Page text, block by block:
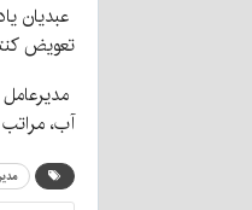
عبدیان
تعویض
آب، مراتب را با سامانه ۱۲۲ حوادث و